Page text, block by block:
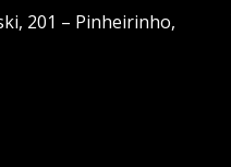
201 – Pinheirinho,